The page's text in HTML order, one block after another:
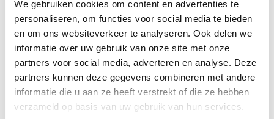
We gebruiken cookies om content en advertenties te
personaliseren, om functies voor social media te bieden
en om ons websiteverkeer te analyseren. Ook delen we
informatie over uw gebruik van onze site met onze
partners voor social media, adverteren en analyse. Deze
partners kunnen deze gegevens combineren met andere
informatie die u aan ze heeft verstrekt of die ze hebben
verzameld op basis van uw gebruik van hun services.
Utrecht, Den Bosch (of virtueel)
Bekijk alle data
1575,-(excl. btw)